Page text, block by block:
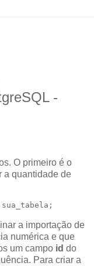
-
O primeiro é o
a quantidade de
sua_tabela;
a importação de
numérica e que
um campo id do
Para criar a